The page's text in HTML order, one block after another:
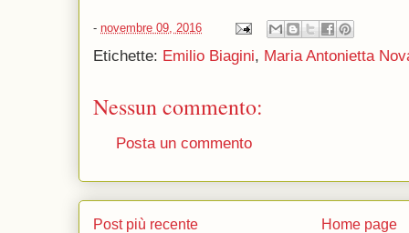
- novembre 09, 2016
Etichette: Emilio Biagini, Maria Antonietta
Nessun commento:
Posta un commento
Post più recente Home page